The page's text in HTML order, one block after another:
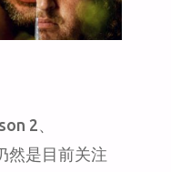
2、
然是目前关注